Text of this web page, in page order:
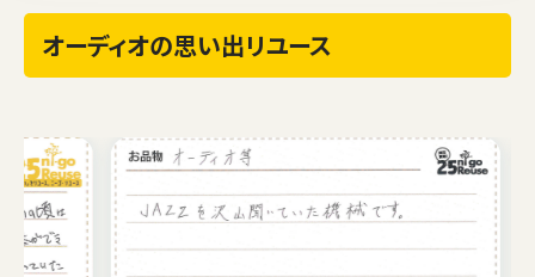
オーディオの思い出リユース